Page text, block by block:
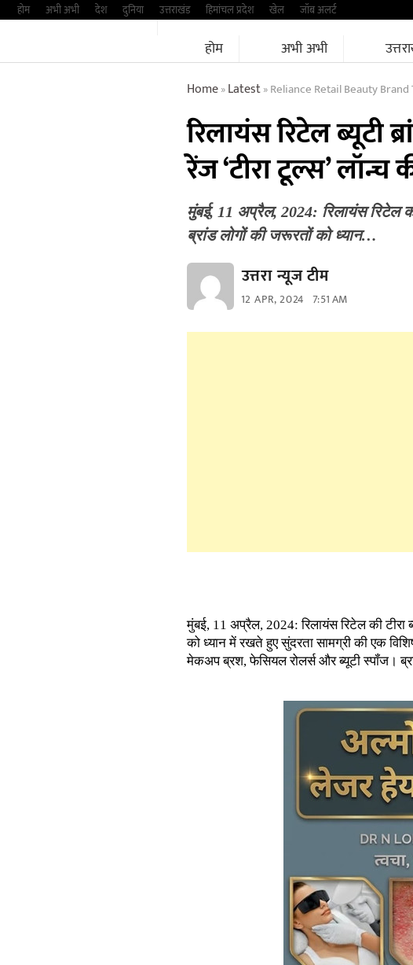
Skipहोम अभी अभी देश दुनिया उत्तराखंड हिमांचल प्रदेश खेल जॉब अलर्ट
होम अभी अभी
Home»Latest»Reliance Retail Beauty
रिलायंस रिटेल ब्यूटी
रेंज ‘टीरा टूल्स’ लॉन्च
मुंबई, 11 अप्रैल, 2024: रिलायंस रिटेल
ब्रांड लोगों की जरूरतों को ध्यान…
उत्तरा न्यूज टीम
12 APR, 2024 7:51 AM
मुंबई, 11 अप्रैल, 2024: रिलायंस रिटेल की टीरा
को ध्यान में रखते हुए सुंदरता सामग्री की एक
मेकअप ब्रश, फेसियल रोलर्स और ब्यूटी स्पॉंज।